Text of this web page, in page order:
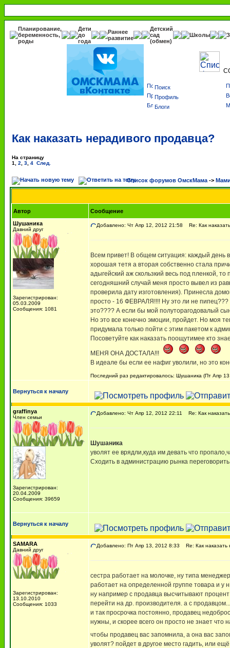
Планирование,
беременность,
роды
Дети
до
года
Раннее
развитие
Детский
сад
(обмен)
Школы
Поиск
Профиль
Блоги
Как наказать нерадивого продавца?
На страницу
1
2 3 4 След.
Список форумов ОмскМама ->
Автор
Сообщение
Шушаника
Давний друг
Зарегистрирован:
05.03.2009
Сообщения: 1081
Добавлено: Чт Апр 12, 2012 21:58 Re: Как
Всем привет! В общем ситуация: каждый день
хорошая тетя а вторая собственно стала
адыгейский аж скользкий весь под пленкой,
сегодняшний случай меня просто вывел из
проверила дату изготовления). Принесла
просто - 16 ФЕВРАЛЯ!!!! Ну это ли не пипец???
это???? А если бы мой полуторагодовалый
Но это все конечно эмоции, пройдет. Но моя
придумала только пойти с этим пакетом к
Посоветуйте как наказать поощутимее кто
МЕНЯ ОНА ДОСТАЛА!!!
В идеале бы если ее нафиг уволили, но это
Последний раз редактировалось: Шушаника (Пт Апр
Вернуться к началу
graffinya
Член семьи
Зарегистрирован:
20.04.2009
Сообщения: 39659
Добавлено: Чт Апр 12, 2012 22:11 Re: Как
Шушаника
уволят ее врядли,куда им девать что
Сходить в администрацию рынка
Вернуться к началу
SAMARA
Давний друг
Зарегистрирован:
13.10.2010
Сообщения: 1033
Добавлено: Пт Апр 13, 2012 8:33 Re: Как наказать
сестра работает на молочке, ну типа
работает на определенной группе товара и у
ну например с продавца высчитывают
перейти на др. производителя. а с
и так просрочка постоянно, продавец
нужны, и скорее всего он просто не знает что
чтобы продавец вас запомнила, а она вас
уволят? пойдет в другое место гадить, или